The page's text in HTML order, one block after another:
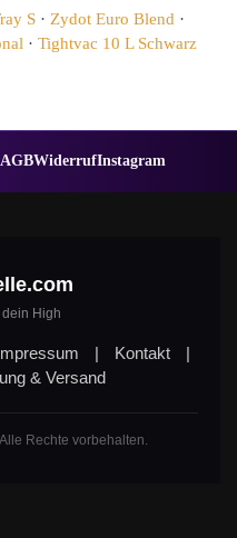
S · Zydot Euro Blend ·
· Tightvac 10 L Schwarz
AGBWiderrufInstagram
High
| Kontakt
|
& Versand
Rechte vorbehalten.